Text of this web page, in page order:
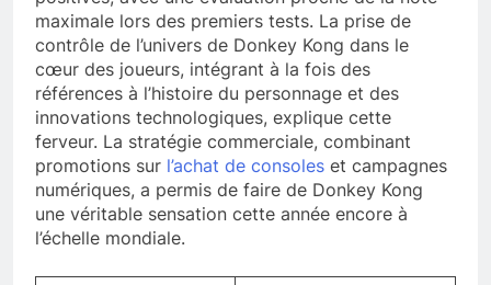
maximale lors des premiers tests. La prise de
contrôle de l’univers de Donkey Kong dans le
cœur des joueurs, intégrant à la fois des
références à l’histoire du personnage et des
innovations technologiques, explique cette
ferveur. La stratégie commerciale, combinant
promotions sur l’achat de consoles et campagnes
numériques, a permis de faire de Donkey Kong
une véritable sensation cette année encore à
l’échelle mondiale.